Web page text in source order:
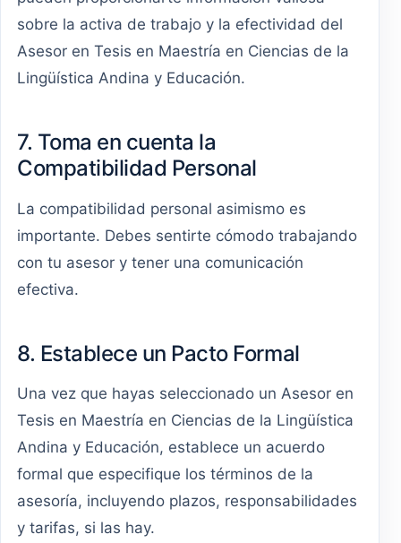
sobre la activa de trabajo y la efectividad del
Asesor en Tesis en Maestría en Ciencias de la
Lingüística Andina y Educación.
7. Toma en cuenta la
Compatibilidad Personal
La compatibilidad personal asimismo es
importante. Debes sentirte cómodo trabajando
con tu asesor y tener una comunicación
efectiva.
8. Establece un Pacto Formal
Una vez que hayas seleccionado un Asesor en
Tesis en Maestría en Ciencias de la Lingüística
Andina y Educación, establece un acuerdo
formal que especifique los términos de la
asesoría, incluyendo plazos, responsabilidades
y tarifas, si las hay.